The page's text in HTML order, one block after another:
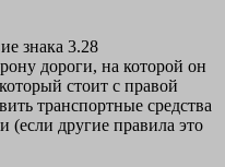
знака 3.28
дороги, на которой он
стоит с правой
транспортные средства
(если другие правила это